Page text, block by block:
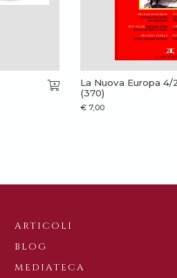
La Nuova Europa 4/
(370)
€ 7,00
ARTICOLI
BLOG
MEDIATECA